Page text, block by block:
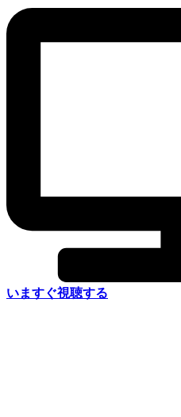
いますぐ視聴する